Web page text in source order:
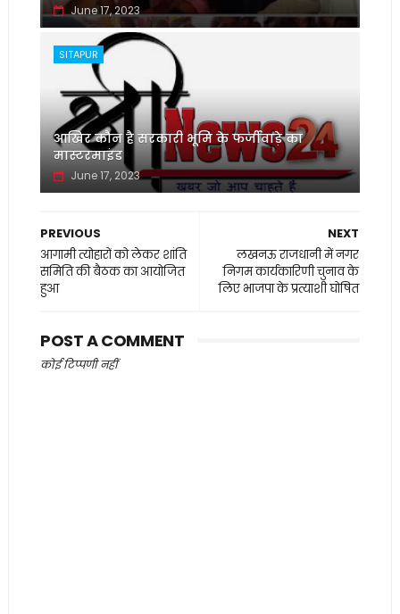
June 17, 2023
SITAPUR
आखिर कौन है सरकारी भूमि के फर्जीवाड़े का
मास्टरमाइंड
June 17, 2023
NEXT
लखनऊ राजधानी में नगर
निगम कार्यकारिणी चुनाव के
लिए भाजपा के प्रत्याशी घोषित
PREVIOUS
आगामी त्योहारों को लेकर शांति
समिति की बैठक का आयोजित
हुआ
POST A COMMENT
कोई टिप्पणी नहीं